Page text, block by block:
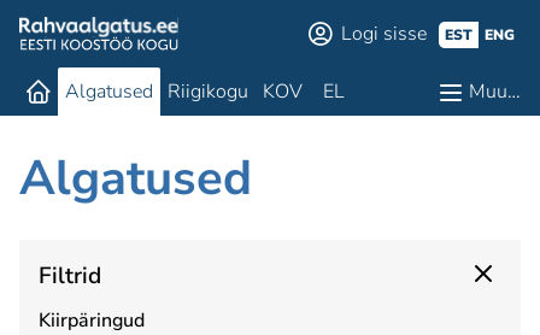
Logi sisse EST ENG
Algatused Riigikogu KOV EL Muu…
Algatused
Filtrid
Kiirpäringud